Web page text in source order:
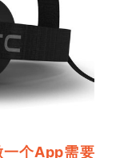
一个App需要